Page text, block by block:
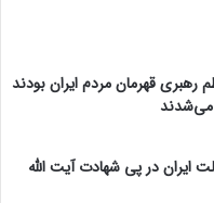
رهبری قهرمان مردم ایران بودند
می‌شدند
ایران در پی شهادت آیت الله